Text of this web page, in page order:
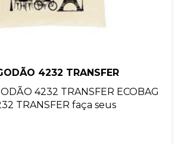
4232 TRANSFER
4232 TRANSFER ECOBAG
TRANSFER faça seus